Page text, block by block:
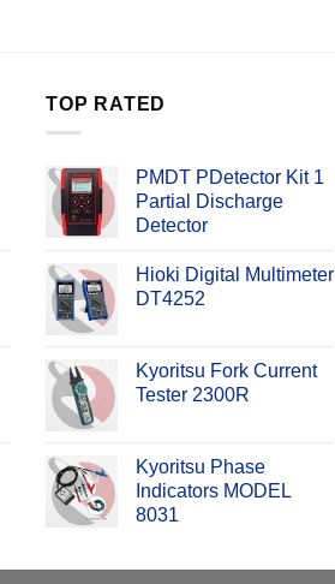
TOP RATED
PMDT PDetector Kit 1
Partial Discharge
Detector
Hioki Digital Multimeter
DT4252
Kyoritsu Fork Current
Tester 2300R
Kyoritsu Phase
Indicators MODEL
8031